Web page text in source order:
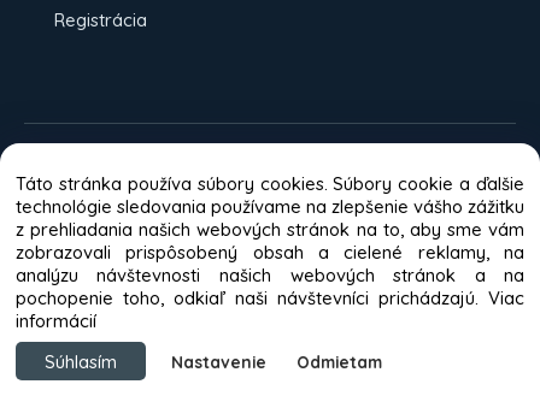
Cena zvoleného variantu:
Registrácia
kartou
Bankový prevod
Odporúča väčšina zákazníkov
Copyright © 2016 - 2026 fornest.sk, All rights reserved
Táto stránka používa súbory cookies. Súbory cookie a ďalšie
technológie sledovania používame na zlepšenie vášho zážitku
z prehliadania našich webových stránok na to, aby sme vám
zobrazovali prispôsobený obsah a cielené reklamy, na
analýzu návštevnosti našich webových stránok a na
pochopenie toho, odkiaľ naši návštevníci prichádzajú.Viac
informácií
Súhlasím
Nastavenie Odmietam